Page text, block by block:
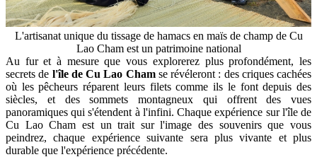
L'artisanat unique du tissage de hamacs en maïs de champ de Cu
Lao Cham est un patrimoine national
Au fur et à mesure que vous explorerez plus profondément, les
secrets de l'île de Cu Lao Chamse révéleront : des criques cachées
où les pêcheurs réparent leurs filets comme ils le font depuis des
siècles, et des sommets montagneux qui offrent des vues
panoramiques qui s'étendent à l'infini. Chaque expérience sur l'île de
Cu Lao Cham est un trait sur l'image des souvenirs que vous
peindrez, chaque expérience suivante sera plus vivante et plus
durable que l'expérience précédente.